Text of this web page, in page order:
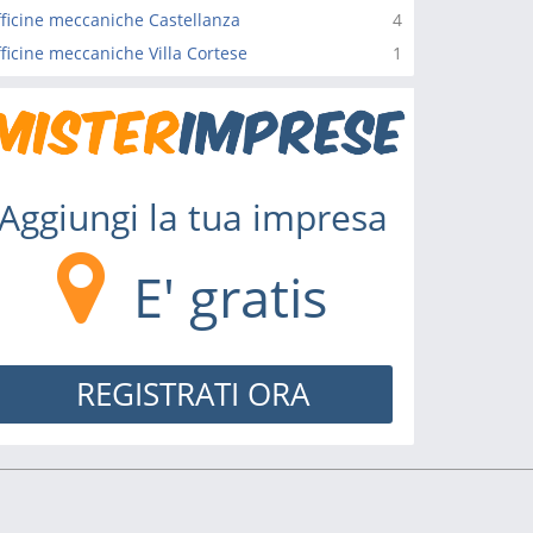
4
meccaniche Castellanza
1
meccaniche Villa Cortese
la tua impresa
E' gratis
REGISTRATI ORA